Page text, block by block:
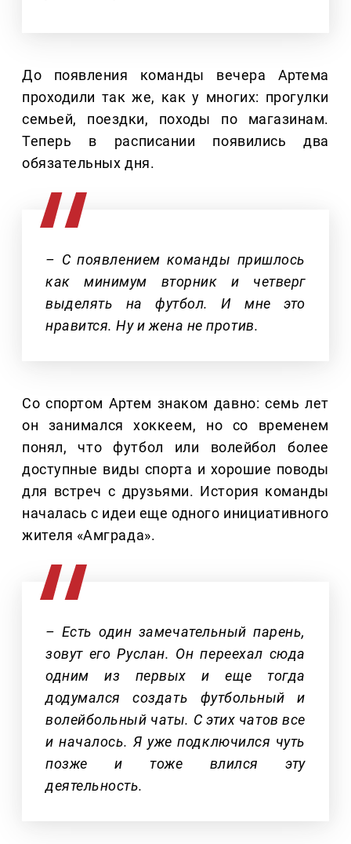
До появления команды вечера Артема
проходили так же, как у многих: прогулки
семьей, поездки, походы по магазинам.
Теперь в расписании появились два
обязательных дня.
– С появлением команды пришлось
как минимум вторник и четверг
выделять на футбол. И мне это
нравится. Ну и жена не против.
Со спортом Артем знаком давно: семь лет
он занимался хоккеем, но со временем
понял, что футбол или волейбол более
доступные виды спорта и хорошие поводы
для встреч с друзьями. История команды
началась с идеи еще одного инициативного
жителя «Амграда».
– Есть один замечательный парень,
зовут его Руслан. Он переехал сюда
одним из первых и еще тогда
додумался создать футбольный и
волейбольный чаты. С этих чатов все
и началось. Я уже подключился чуть
позже и тоже влился эту
деятельность.